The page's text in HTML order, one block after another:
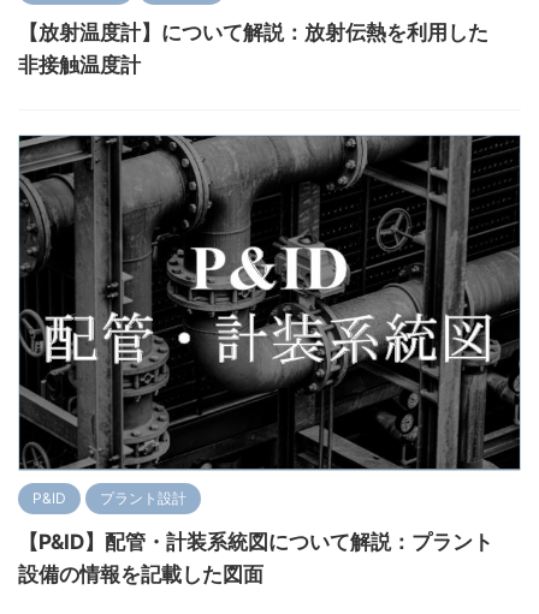
【放射温度計】について解説：放射伝熱を利用した
非接触温度計
P&ID プラント設計
【P&ID】配管・計装系統図について解説：プラント
設備の情報を記載した図面